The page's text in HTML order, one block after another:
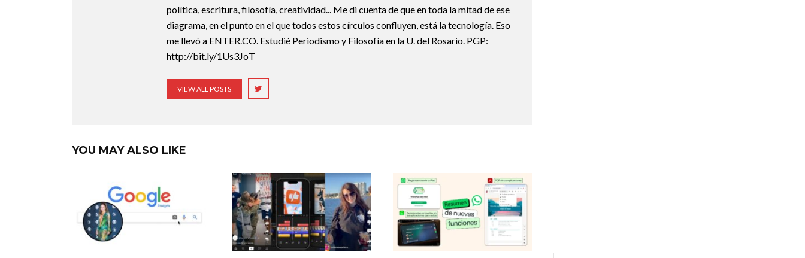
política, escritura, filosofía, creatividad... Me di cuenta de que en toda la mitad de ese
diagrama, en el punto en el que todos estos círculos confluyen, está la tecnología. Eso
me llevó a ENTER.CO. Estudié Periodismo y Filosofía en la U. del Rosario. PGP:
http://bit.ly/1Us3JoT
VIEW ALL POSTS
YOU MAY ALSO LIKE